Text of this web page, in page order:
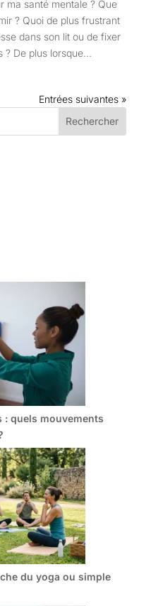
ma santé mentale ? Que
? Quoi de plus frustrant
dans son lit ou de fixer
? De plus lorsque...
Entrées suivantes »
Rechercher
quels mouvements
du yoga ou simple